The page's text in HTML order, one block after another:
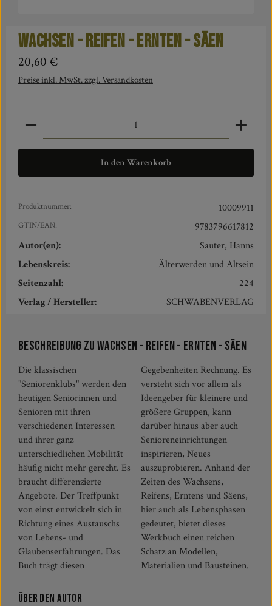
Wachsen - Reifen - Ernten - Säen
Regulärer Preis:
20,60 €
Preise inkl. MwSt. zzgl. Versandkosten
Produkt Anzahl: Gib den gewünschten Wert ein oder
In den Warenkorb
Produktnummer: 10009911
GTIN/EAN:
9783796617812
Autor(en):
Sauter, Hanns
Lebenskreis:
Älterwerden und Altsein
Seitenzahl:
224
Verlag / Hersteller:
SCHWABENVERLAG
Beschreibung zu Wachsen - Reifen - Ernten - Säen
Die klassischen
"Seniorenklubs" werden den
heutigen Seniorinnen und
Senioren mit ihren
verschiedenen Interessen
und ihrer ganz
unterschiedlichen Mobilität
häufig nicht mehr gerecht. Es
braucht differenzierte
Angebote. Der Treffpunkt
von einst entwickelt sich in
Richtung eines Austauschs
von Lebens- und
Glaubenserfahrungen. Das
Buch trägt diesen
Gegebenheiten Rechnung. Es
versteht sich vor allem als
Ideengeber für kleinere und
größere Gruppen, kann
darüber hinaus aber auch
Senioreneinrichtungen
inspirieren, Neues
auszuprobieren. Anhand der
Zeiten des Wachsens,
Reifens, Erntens und Säens,
hier auch als Lebensphasen
gedeutet, bietet dieses
Werkbuch einen reichen
Schatz an Modellen,
Materialien und Bausteinen.
Über den Autor